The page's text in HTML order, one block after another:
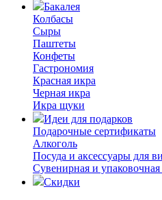
Бакалея
Колбасы
Сыры
Паштеты
Конфеты
Гастрономия
Красная икра
Черная икра
Икра щуки
Идеи для подарков
Подарочные сертификаты
Алкоголь
Посуда и аксессуары для
Сувенирная и
Скидки